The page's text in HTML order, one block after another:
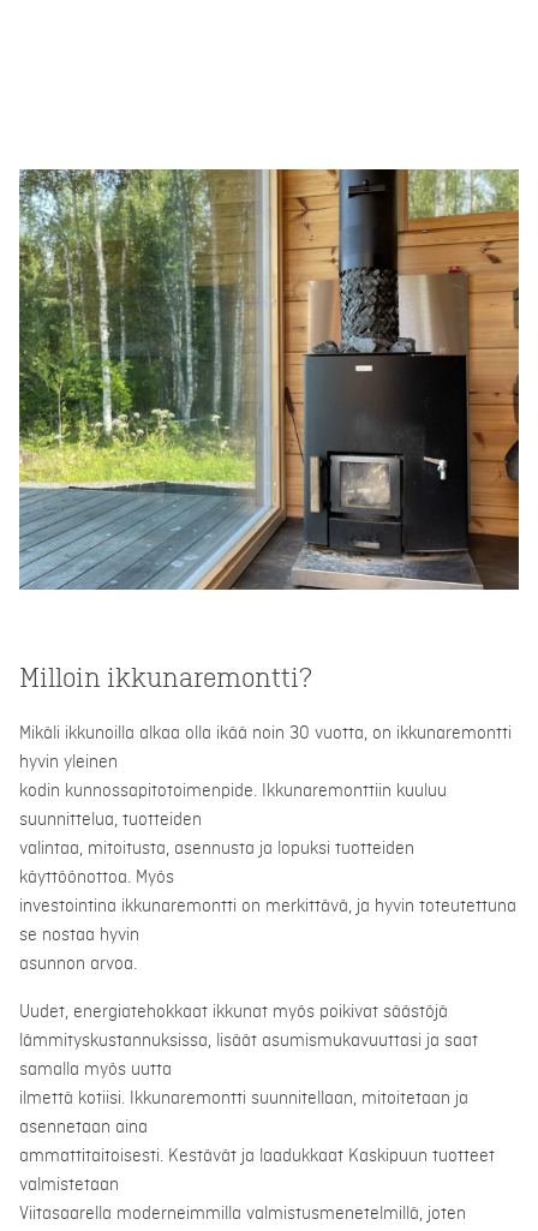
Milloin ikkunaremontti?
Mikäli ikkunoilla alkaa olla ikää noin 30 vuotta, on ikkunaremontti
hyvin yleinen
kodin kunnossapitotoimenpide. Ikkunaremonttiin kuuluu
suunnittelua, tuotteiden
valintaa, mitoitusta, asennusta ja lopuksi tuotteiden
käyttöönottoa. Myös
investointina ikkunaremontti on merkittävä, ja hyvin toteutettuna
se nostaa hyvin
asunnon arvoa.
Uudet, energiatehokkaat ikkunat myös poikivat säästöjä
lämmityskustannuksissa, lisäät asumismukavuuttasi ja saat
samalla myös uutta
ilmettä kotiisi. Ikkunaremontti suunnitellaan, mitoitetaan ja
asennetaan aina
ammattitaitoisesti. Kestävät ja laadukkaat Kaskipuun tuotteet
valmistetaan
Viitasaarella moderneimmilla valmistusmenetelmillä, joten